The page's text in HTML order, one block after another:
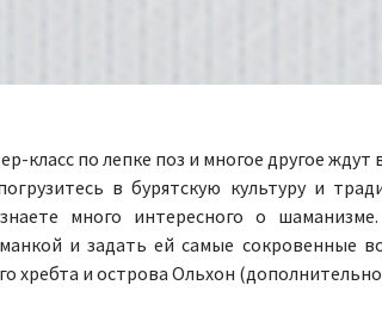
класс по лепке поз и многое другое ждут
в бурятскую культуру и
много интересного о
и задать ей самые сокровенные
и острова Ольхон